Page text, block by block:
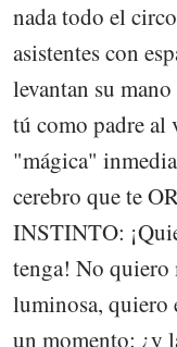
nada todo el
asistentes con
levantan su
tú como padre al
"mágica"
cerebro que te
INSTINTO:
tenga! No quiero
luminosa, quiero
un momento: ¿y